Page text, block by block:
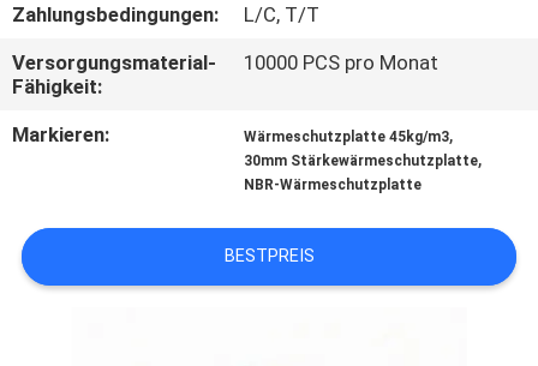
UNS
IN
VERBINDUNG
FORDERN
SIE
Zahlungsbedingungen:
L/C, T/T
Versorgungsmaterial-
Fähigkeit:
10000 PCS pro Monat
Markieren: Wärmeschutzplatte 45kg/m3,
30mm Stärkewärmeschutzplatte,
NBR-Wärmeschutzplatte
BESTPREIS